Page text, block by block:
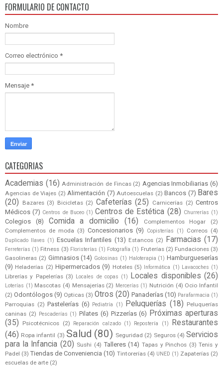
FORMULARIO DE CONTACTO
Nombre
Correo electrónico *
Mensaje *
CATEGORIAS
Academias (16) Administración de Fincas (2) Agencias Inmobiliarias (6)
Agencias de Viajes (2) Alimentación (7) Autoescuelas (2) Bancos (7) Bares
(20)
Bazares (3) Bicicletas (2) Cafeterías (25) Carnicerías (2) Centros
Médicos (7) Centros de Buceo (1) Centros de Estética (28) Churrerías (1)
Colegios (8) Comida a domicilio (16) Complementos Hogar
(2)
Complementos de moda (3) Concesionarios (9) Copisterías (1) Correos (4)
Duplicado llaves (1) Escuelas Infantiles (13) Estancos (2) Farmacias (17)
Ferreterías (1) Fitness (3) Floristerías (1) Fotografía (1) Fruterías (2) Fundaciones (3)
Gasolineras (2) Gimnasios (14) Golosinas (1) Haloterapia (1) Hamburgueserías
(9) Heladerías (2) Hipermercados (9) Hoteles (5) Informática (1) Lavacoches (1)
Librerías y Papelerías (3) Locales de copas (1) Locales disponibles (26)
Loterías (1) Mascotas (4) Mensajerías (2) Mercerías (1) Nutrición (4) Ocio Infantil
(2) Odontólogos (9) Opticas (3) Otros (20) Panaderías (10) Parafarmacia (1)
Parroquias (2) Pastelerías (6) Pediatría (1) Peluquerías (18) Peluquerías
caninas (2) Pescaderías (1) Pilates (6) Pizzerías (6) Próximas aperturas
(35)
Psicotécnicos (2) Reparación calzado (1) Repostería (1)
Restaurantes
(46) Ropa infantil (3) Salud (80) Seguridad (2) Seguros (4) Servicios
para la Infancia (20) Sushi (4) Talleres (14) Tapas y Pinchos (3) Tenis y
Padel (3) Tiendas de Conveniencia (10) Tintorerías (4) UNED (1) Zapaterías (2)
escuelas de arte (2)